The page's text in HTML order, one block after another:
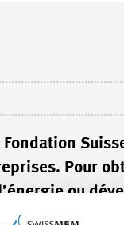
Fondation
Pour
ou
au 1er